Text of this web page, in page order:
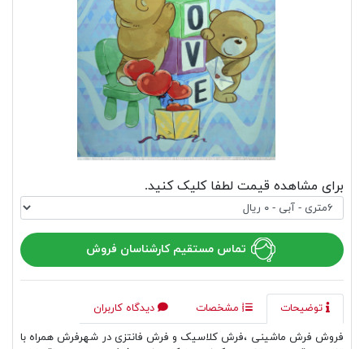
برای مشاهده قیمت لطفا کلیک کنید.
تماس مستقیم کارشناسان فروش
توضیحات مشخصات
دیدگاه کاربران
فروش فرش ماشینی ،فرش کلاسیک و فرش فانتزی در شهرفرش همراه با